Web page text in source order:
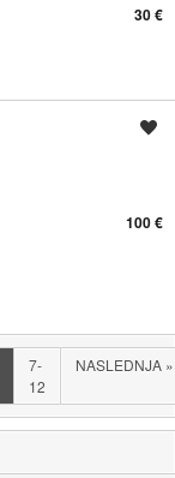
30 €
100 €
7-
12
NASLEDNJA »